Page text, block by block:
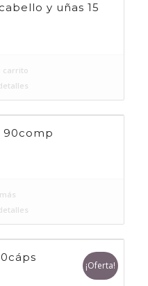
y uñas 15
carrito
¡Oferta!